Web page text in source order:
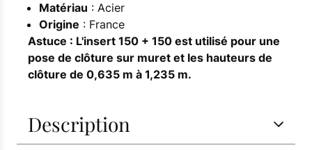
Matériau : Acier
Origine : France
Astuce : L'insert 150 + 150 est utilisé pour une
pose de clôture sur muret et les hauteurs de
clôture de 0,635 m à 1,235 m.
Description